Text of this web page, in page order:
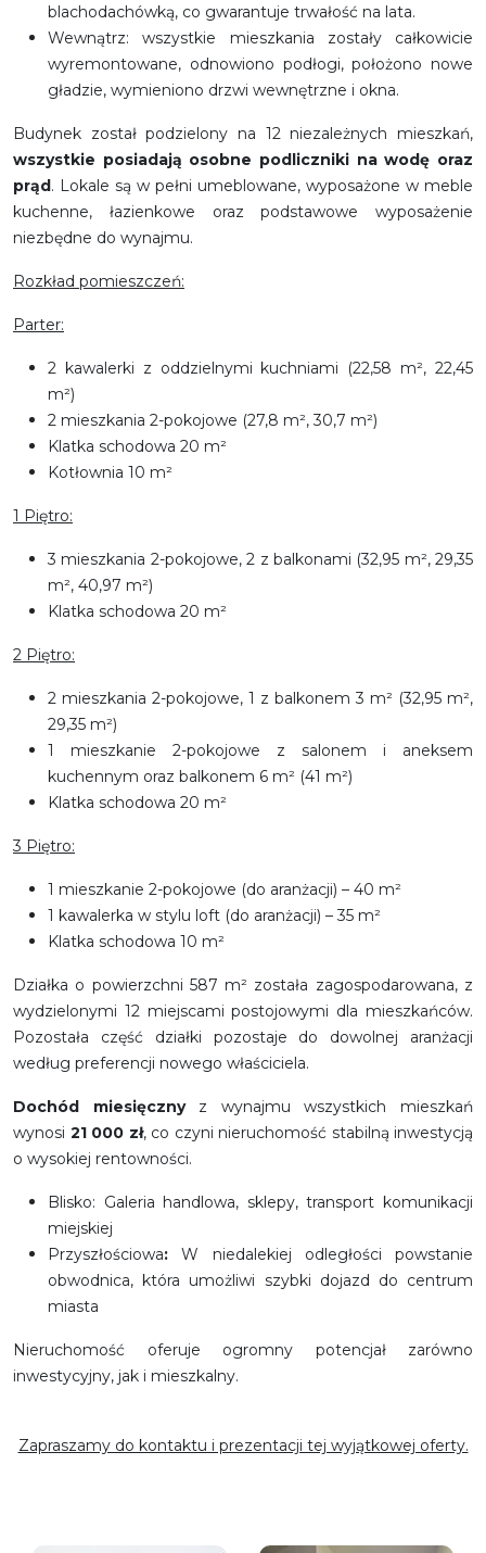
blachodachówką, co gwarantuje trwałość na lata.
Wewnątrz: wszystkie mieszkania zostały całkowicie
wyremontowane, odnowiono podłogi, położono nowe
gładzie, wymieniono drzwi wewnętrzne i okna.
Budynek został podzielony na 12 niezależnych mieszkań,
wszystkie posiadają osobne podliczniki na wodę oraz
prąd. Lokale są w pełni umeblowane, wyposażone w meble
kuchenne, łazienkowe oraz podstawowe wyposażenie
niezbędne do wynajmu.
Rozkład pomieszczeń:
Parter:
2 kawalerki z oddzielnymi kuchniami (22,58 m², 22,45
m²)
2 mieszkania 2-pokojowe (27,8 m², 30,7 m²)
Klatka schodowa 20 m²
Kotłownia 10 m²
1 Piętro:
3 mieszkania 2-pokojowe, 2 z balkonami (32,95 m², 29,35
m², 40,97 m²)
Klatka schodowa 20 m²
2 Piętro:
2 mieszkania 2-pokojowe, 1 z balkonem 3 m² (32,95 m²,
29,35 m²)
1 mieszkanie 2-pokojowe z salonem i aneksem
kuchennym oraz balkonem 6 m² (41 m²)
Klatka schodowa 20 m²
3 Piętro:
1 mieszkanie 2-pokojowe (do aranżacji) – 40 m²
1 kawalerka w stylu loft (do aranżacji) – 35 m²
Klatka schodowa 10 m²
Działka o powierzchni 587 m² została zagospodarowana, z
wydzielonymi 12 miejscami postojowymi dla mieszkańców.
Pozostała część działki pozostaje do dowolnej aranżacji
według preferencji nowego właściciela.
Dochód miesięcznyz wynajmu wszystkich mieszkań
wynosi 21 000 zł, co czyni nieruchomość stabilną inwestycją
o wysokiej rentowności.
Blisko: Galeria handlowa, sklepy, transport komunikacji
miejskiej
Przyszłościowa: W niedalekiej odległości powstanie
obwodnica, która umożliwi szybki dojazd do centrum
miasta
Nieruchomość oferuje ogromny potencjał zarówno
inwestycyjny, jak i mieszkalny.
Zapraszamy do kontaktu i prezentacji tej wyjątkowej oferty.